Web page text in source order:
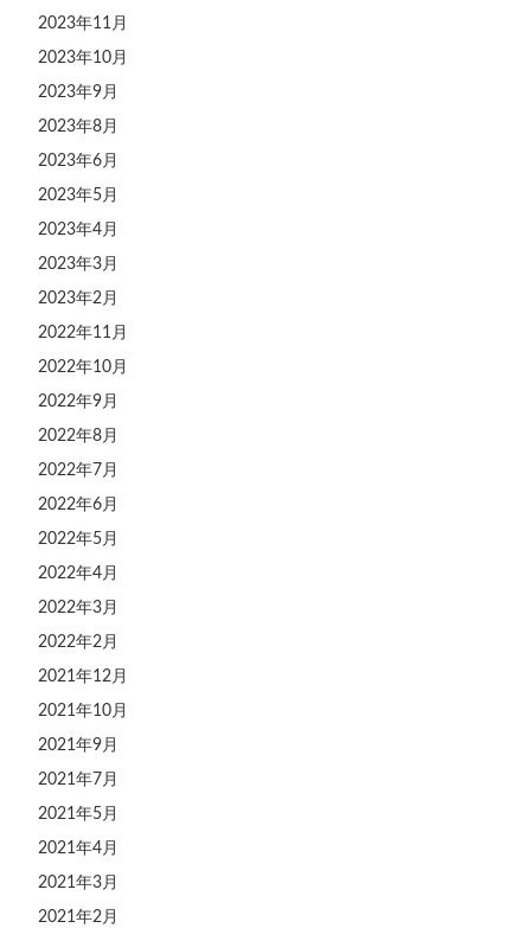
2023年11月
2023年10月
2023年9月
2023年8月
2023年6月
2023年5月
2023年4月
2023年3月
2023年2月
2022年11月
2022年10月
2022年9月
2022年8月
2022年7月
2022年6月
2022年5月
2022年4月
2022年3月
2022年2月
2021年12月
2021年10月
2021年9月
2021年7月
2021年5月
2021年4月
2021年3月
2021年2月